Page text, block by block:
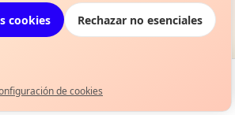
Mapa Mi selección
cookies Rechazar no esenciales
de cookies